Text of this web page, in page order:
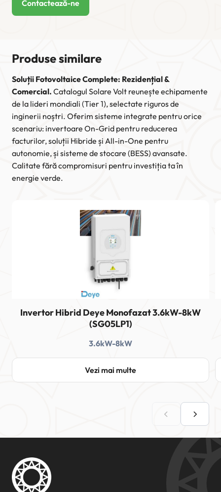
Contactează-ne
Produse similare
Soluții Fotovoltaice Complete: Rezidențial &
Comercial. Catalogul Solare Volt reunește echipamente
de la lideri mondiali (Tier 1), selectate riguros de
inginerii noștri. Oferim sisteme integrate pentru orice
scenariu: invertoare On-Grid pentru reducerea
facturilor, soluții Hibride și All-in-One pentru
autonomie, și sisteme de stocare (BESS) avansate.
Calitate fără compromisuri pentru investiția ta în
energie verde.
Invertor Hibrid Deye Monofazat 3.6kW-8kW
(SG05LP1)
3.6kW-8kW
Vezi mai multe